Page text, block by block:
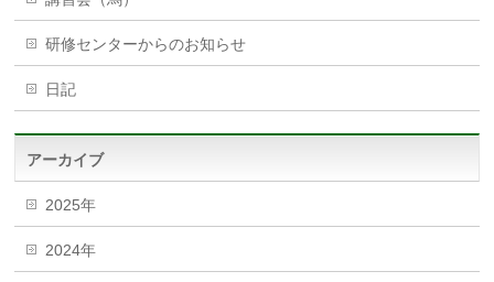
研修センターからのお知らせ
日記
アーカイブ
2025年
2024年